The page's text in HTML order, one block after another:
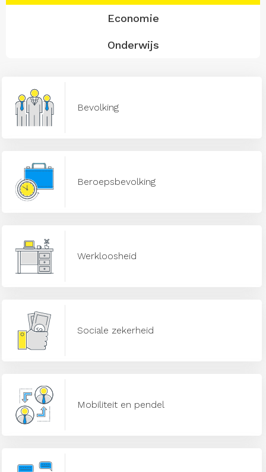
Economie
Onderwijs
Bevolking
Beroepsbevolking
Werkloosheid
Sociale zekerheid
Mobiliteit en pendel